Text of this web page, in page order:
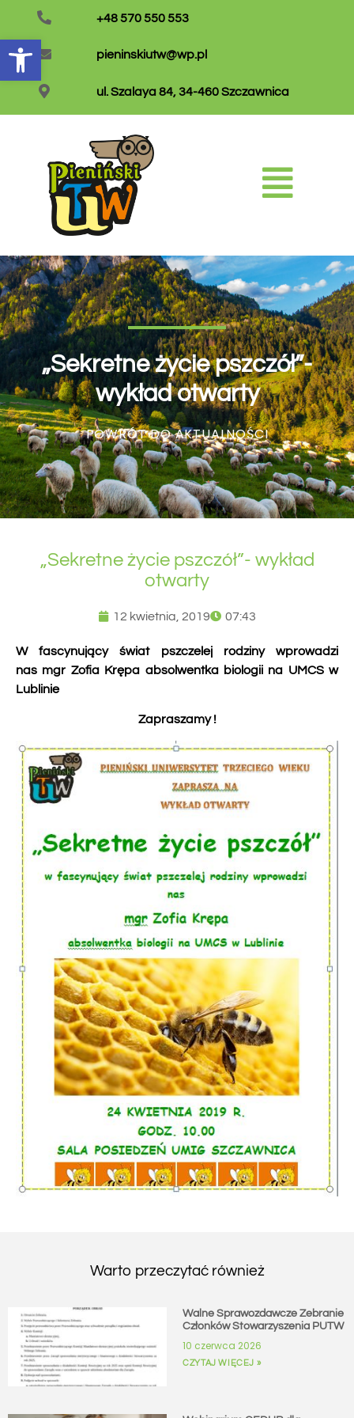
Otwórz pasek narzędzi
+48 570 550 553
pieninskiutw@wp.pl
ul. Szalaya 84, 34-460 Szczawnica
„Sekretne życie pszczół”-
wykład otwarty
POWRÓT DO AKTUALNOŚCI
„Sekretne życie pszczół”- wykład
otwarty
12 kwietnia, 2019 07:43
W fascynujący świat pszczelej rodziny wprowadzi
nas mgr Zofia Krępa absolwentka biologii na UMCS w
Lublinie
Zapraszamy !
Warto przeczytać również
Walne Sprawozdawcze Zebranie
Członków Stowarzyszenia PUTW
10 czerwca 2026
CZYTAJ WIĘCEJ »